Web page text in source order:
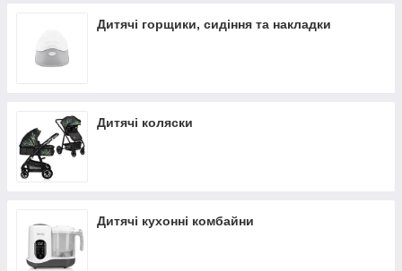
Дитячі горщики, сидіння та накладки
Дитячі коляски
Дитячі кухонні комбайни